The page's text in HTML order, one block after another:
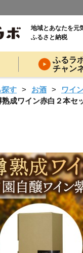
地域とあなたを元
ふるさと納税
ふるラ
チャン
探す お酒
ワイ
熟成ワイン赤白２本